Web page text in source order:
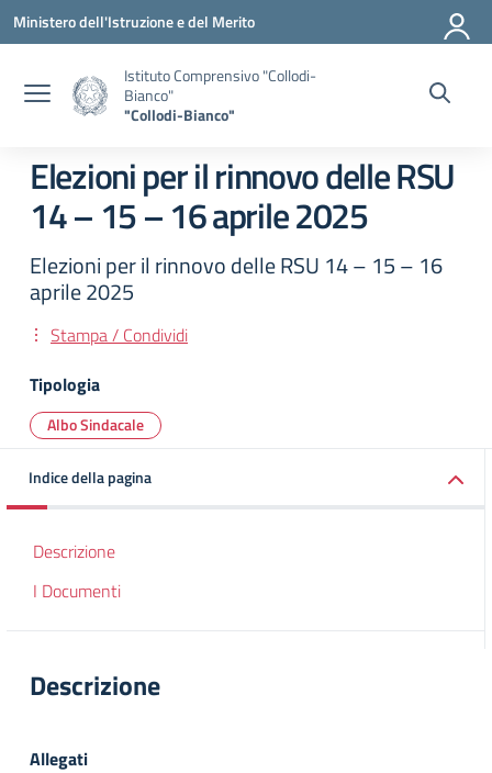
Vai ai contenuti
Vai al menu di navigazione
Vai al footer
Ministero dell'Istruzione e del Merito
Istituto Comprensivo "Collodi-
Bianco"
"Collodi-Bianco"
Elezioni per il rinnovo delle RSU
14 – 15 – 16 aprile 2025
Elezioni per il rinnovo delle RSU 14 – 15 – 16
aprile 2025
Stampa / Condividi
Tipologia
Albo Sindacale
Indice della pagina
Descrizione
I Documenti
Descrizione
Allegati